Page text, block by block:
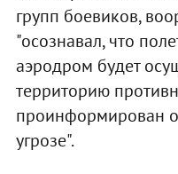
групп боевиков,
"осознавал, что
аэродром будет
территорию
проинформирован
угрозе".